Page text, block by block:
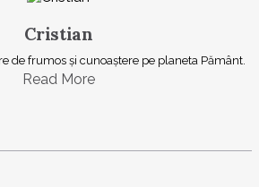
Cristian
de frumos și cunoaștere pe planeta Pământ.
Read More